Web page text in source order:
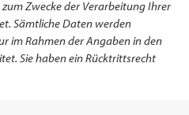
Zwecke der Verarbeitung Ihrer
Sämtliche Daten werden
im Rahmen der Angaben in den
Sie haben ein Rücktrittsrecht